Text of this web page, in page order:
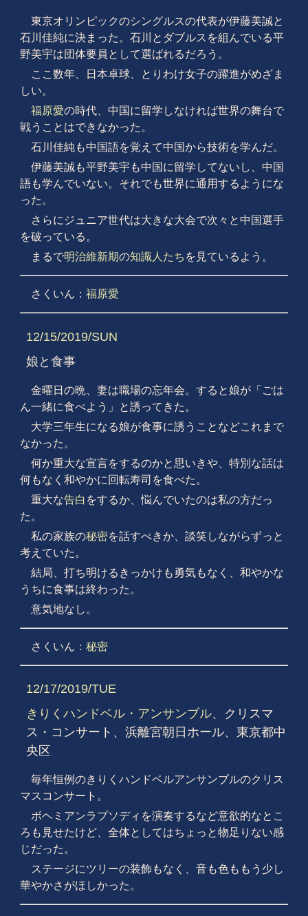
東京オリンピックのシングルスの代表が伊藤美誠と
石川佳純に決まった。石川とダブルスを組んでいる平
野美宇は団体要員として選ばれるだろう。
ここ数年、日本卓球、とりわけ女子の躍進がめざま
しい。
福原愛の時代、中国に留学しなければ世界の舞台で
戦うことはできなかった。
石川佳純も中国語を覚えて中国から技術を学んだ。
伊藤美誠も平野美宇も中国に留学してないし、中国
語も学んでいない。それでも世界に通用するようにな
った。
さらにジュニア世代は大きな大会で次々と中国選手
を破っている。
まるで明治維新期の知識人たち を見ているよう。
さくいん： 福原愛
12/15/2019/SUN
娘と食事
金曜日の晩、妻は職場の忘年会。すると娘が「ごは
ん一緒に食べよう」と誘ってきた。
大学三年生になる娘が食事に誘うことなどこれまで
なかった。
何か重大な宣言をするのかと思いきや、特別な話は
何もなく和やかに回転寿司を食べた。
重大な告白 をするか、悩んでいたのは私の方だっ
た。
私の家族の秘密を話すべきか、談笑しながらずっと
考えていた。
結局、打ち明けるきっかけも勇気もなく、和やかな
うちに食事は終わった。
意気地なし。
さくいん： 秘密
12/17/2019/TUE
きりくハンドベル・アンサンブル、クリスマ
ス・コンサート、浜離宮朝日ホール、東京都中
央区
毎年恒例のきりくハンドベルアンサンブルのクリス
マスコンサート。
ボヘミアンラプソディを演奏するなど意欲的なとこ
ろも見せたけど、全体としてはちょっと物足りない感
じだった。
ステージにツリーの装飾もなく、音も色ももう少し
華やかさがほしかった。